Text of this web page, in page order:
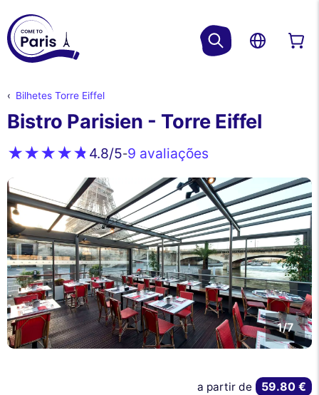
Bilhetes Torre Eiffel
Bistro Parisien - Torre Eiffel
4.8/5-9 avaliações
1/7
a partir de 59.80 €